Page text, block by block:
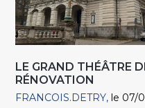
LE GRAND THÉÂTRE
RÉNOVATION
FRANCOIS.DETRY le 07/